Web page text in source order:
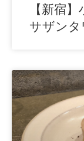
【新宿
サザンタ